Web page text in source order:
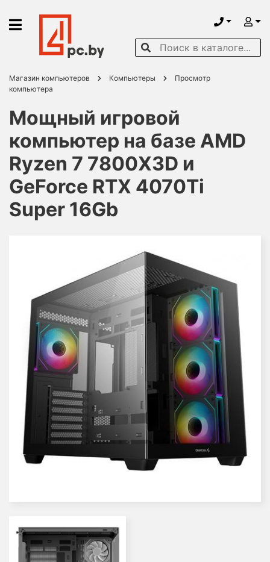
Магазин компьютеров Компьютеры
Просмотр
компьютера
Мощный игровой
компьютер на базе AMD
Ryzen 7 7800X3D и
GeForce RTX 4070Ti
Super 16Gb